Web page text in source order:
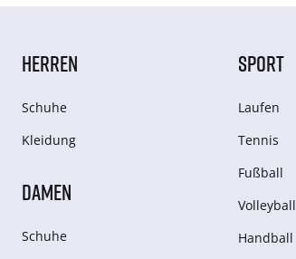
HERREN
Schuhe
Kleidung
DAMEN
Schuhe
SPORT
Laufen
Tennis
Fußball
Volleyball
Handball